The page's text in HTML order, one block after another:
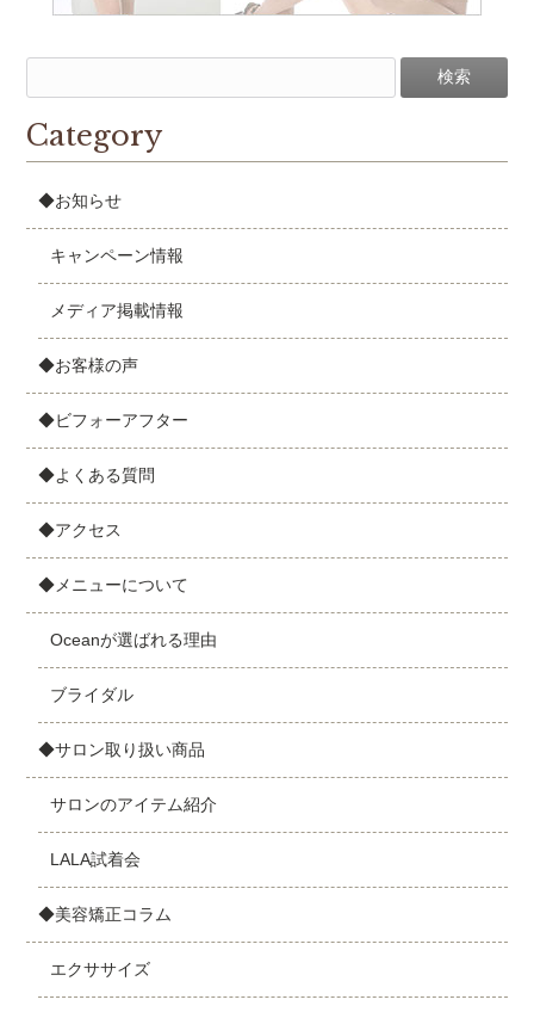
Category
◆お知らせ
キャンペーン情報
メディア掲載情報
◆お客様の声
◆ビフォーアフター
◆よくある質問
◆アクセス
◆メニューについて
Oceanが選ばれる理由
ブライダル
◆サロン取り扱い商品
サロンのアイテム紹介
LALA試着会
◆美容矯正コラム
エクササイズ